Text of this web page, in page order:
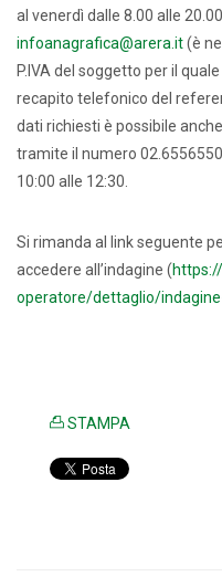
al venerdì dalle 8.00 alle
infoanagrafica@arera.it(è
P.IVA del soggetto per il
recapito telefonico del
dati richiesti è possibile
tramite il numero
10:00 alle 12:30.
Si rimanda al link seguente
accedere all’indagine (
operatore/dettaglio/
STAMPA